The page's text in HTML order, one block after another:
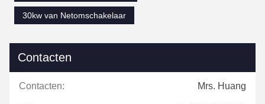
30kw van Netomschakelaar
Contacten
Contacten: Mrs. Huang